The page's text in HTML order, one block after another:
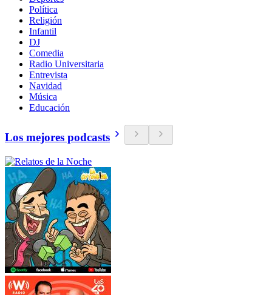
Política
Religión
Infantil
DJ
Comedia
Radio Universitaria
Entrevista
Navidad
Música
Educación
Los mejores podcasts